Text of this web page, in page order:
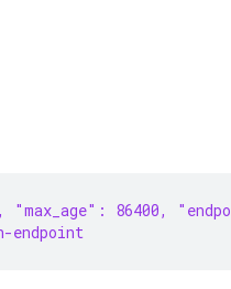
"max_age":
endpoint